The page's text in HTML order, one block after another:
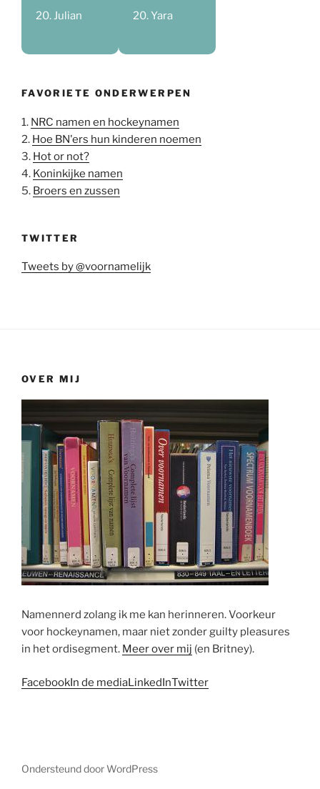
Julian Yara
FAVORIETE ONDERWERPEN
1. NRC namen en hockeynamen
2. Hoe BN'ers hun kinderen noemen
3. Hot or not?
4. Koninkijke namen
5. Broers en zussen
TWITTER
Tweets by @voornamelijk
OVER MIJ
Namennerd zolang ik me kan herinneren. Voorkeur
voor hockeynamen, maar niet zonder guilty pleasures
in het ordisegment. Meer over mij (en Britney).
FacebookIn de mediaLinkedInTwitter
Ondersteund door WordPress